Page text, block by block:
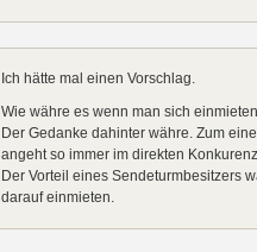
Ich hätte mal einen Vorschlag.
Wie währe es wenn man sich
Der Gedanke dahinter währe. Zum
angeht so immer im direkten
Der Vorteil eines Sendeturmbesitzers
darauf einmieten.